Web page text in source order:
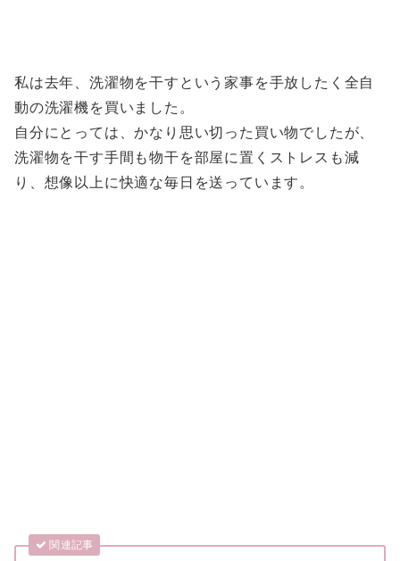
私は去年、洗濯物を干すという家事を手放したく全自
動の洗濯機を買いました。
自分にとっては、かなり思い切った買い物でしたが、
洗濯物を干す手間も物干を部屋に置くストレスも減
り、想像以上に快適な毎日を送っています。
関連記事